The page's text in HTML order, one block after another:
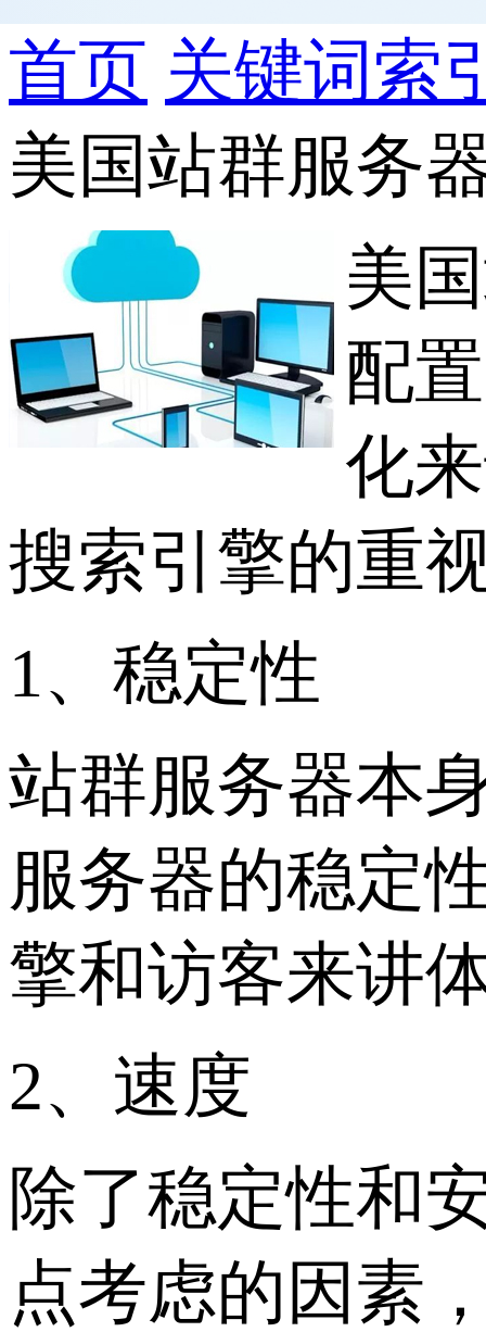
首页 关键词索
美国站群服务
美
配
化
搜索引擎的重
1、稳定性
站群服务器本
服务器的稳定
擎和访客来讲
2、速度
除了稳定性和
点考虑的因素